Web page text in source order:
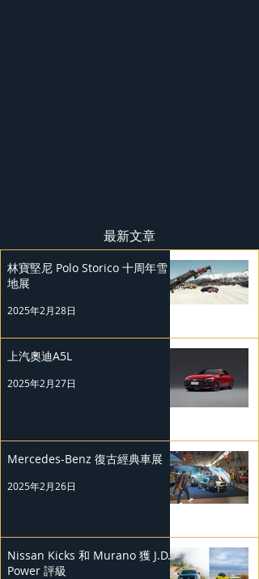
最新文章
林寶堅尼 Polo Storico 十周年雪
地展
2025年2月28日
上汽奧迪A5L
2025年2月27日
Mercedes-Benz 復古經典車展
2025年2月26日
Nissan Kicks 和 Murano 獲 J.D.
Power 評級